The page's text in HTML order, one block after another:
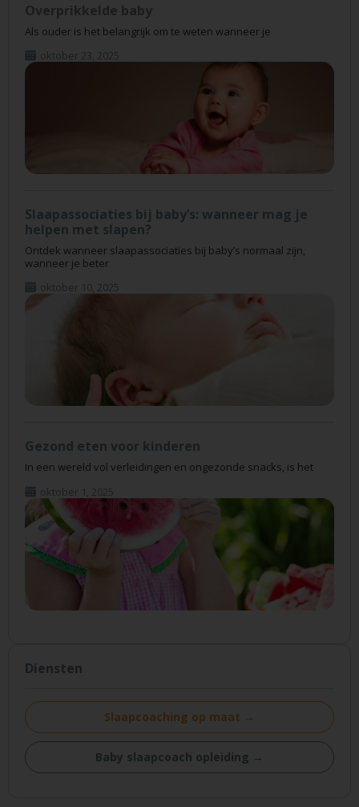
Overprikkelde baby
Als ouder is het belangrijk om te weten wanneer je
oktober 23, 2025
Slaapassociaties bij baby’s: wanneer mag je
helpen met slapen?
Ontdek wanneer slaapassociaties bij baby’s normaal zijn,
wanneer je beter
oktober 10, 2025
Gezond eten voor kinderen
In een wereld vol verleidingen en ongezonde snacks, is het
oktober 1, 2025
Diensten
Slaapcoaching op maat →
Baby slaapcoach opleiding →